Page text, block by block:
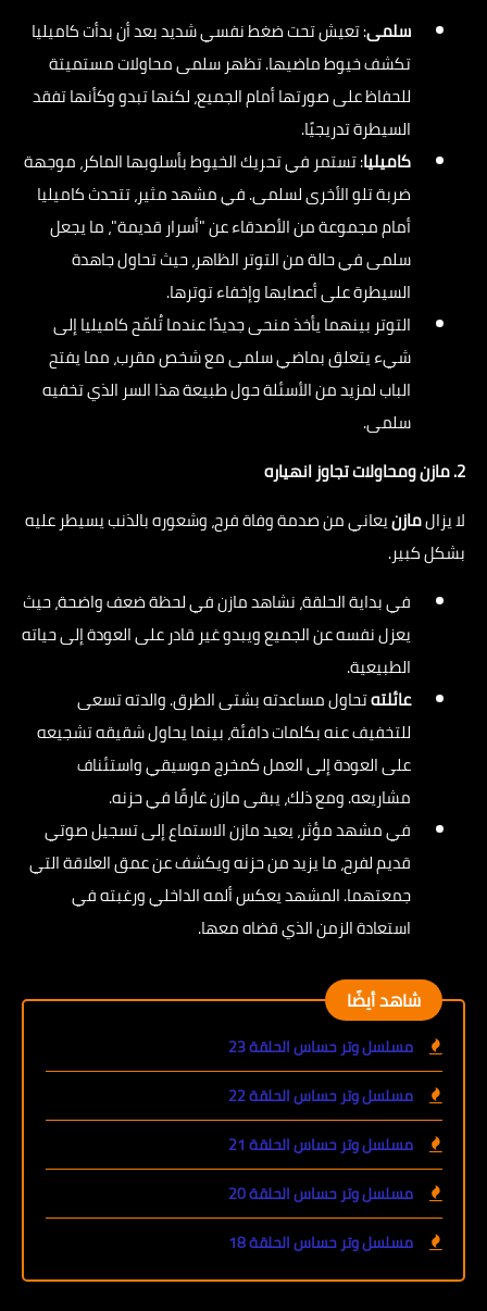
سلمى: تعيش تحت ضغط نفسي شديد بعد أن بدأت كاميليا
تكشف خيوط ماضيها. تظهر سلمى محاولات مستميتة
للحفاظ على صورتها أمام الجميع، لكنها تبدو وكأنها تفقد
السيطرة تدريجيًا.
كاميليا: تستمر في تحريك الخيوط بأسلوبها الماكر، موجهة
ضربة تلو الأخرى لسلمى. في مشهد مثير، تتحدث كاميليا
أمام مجموعة من الأصدقاء عن "أسرار قديمة"، ما يجعل
سلمى في حالة من التوتر الظاهر، حيث تحاول جاهدة
السيطرة على أعصابها وإخفاء توترها.
التوتر بينهما يأخذ منحى جديدًا عندما تُلمّح كاميليا إلى
شيء يتعلق بماضي سلمى مع شخص مقرب، مما يفتح
الباب لمزيد من الأسئلة حول طبيعة هذا السر الذي تخفيه
سلمى.
2. مازن ومحاولات تجاوز انهياره
لا يزالمازنيعاني من صدمة وفاة فرح، وشعوره بالذنب يسيطر عليه
بشكل كبير.
في بداية الحلقة، نشاهد مازن في لحظة ضعف واضحة، حيث
يعزل نفسه عن الجميع ويبدو غير قادر على العودة إلى حياته
الطبيعية.
عائلتهتحاول مساعدته بشتى الطرق. والدته تسعى
للتخفيف عنه بكلمات دافئة، بينما يحاول شقيقه تشجيعه
على العودة إلى العمل كمخرج موسيقي واستئناف
مشاريعه. ومع ذلك، يبقى مازن غارقًا في حزنه.
في مشهد مؤثر، يعيد مازن الاستماع إلى تسجيل صوتي
قديم لفرح، ما يزيد من حزنه ويكشف عن عمق العلاقة التي
جمعتهما. المشهد يعكس ألمه الداخلي ورغبته في
استعادة الزمن الذي قضاه معها.
شاهد أيضًا
مسلسل وتر حساس الحلقة 23
مسلسل وتر حساس الحلقة 22
مسلسل وتر حساس الحلقة 21
مسلسل وتر حساس الحلقة 20
مسلسل وتر حساس الحلقة 18